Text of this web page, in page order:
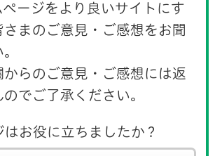
ージをより良いサイトにす
さまのご意見・ご感想をお聞
からのご意見・ご感想には返
でご了承ください。
お役に立ちましたか？